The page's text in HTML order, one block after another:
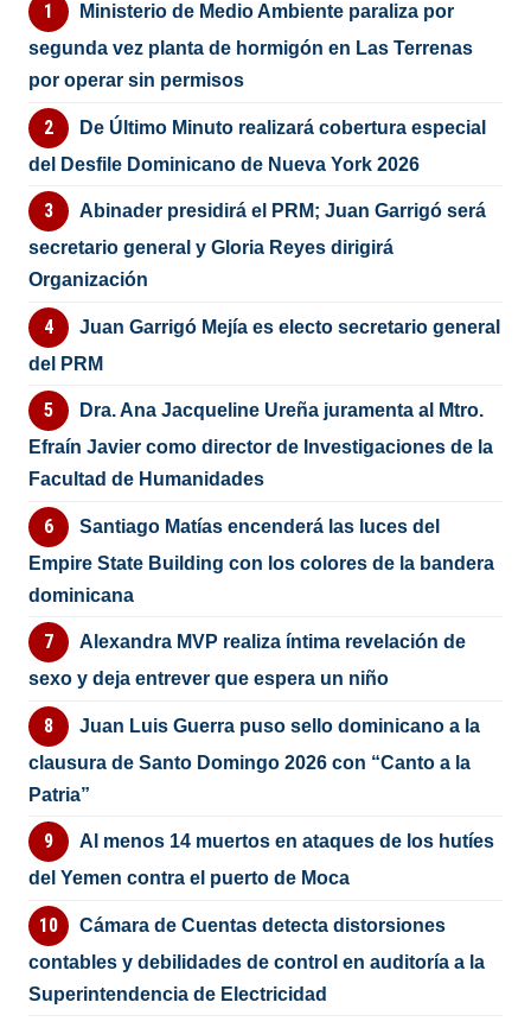
Ministerio de Medio Ambiente paraliza por
segunda vez planta de hormigón en Las Terrenas
por operar sin permisos
De Último Minuto realizará cobertura especial
del Desfile Dominicano de Nueva York 2026
Abinader presidirá el PRM; Juan Garrigó será
secretario general y Gloria Reyes dirigirá
Organización
Juan Garrigó Mejía es electo secretario general
del PRM
Dra. Ana Jacqueline Ureña juramenta al Mtro.
Efraín Javier como director de Investigaciones de la
Facultad de Humanidades
Santiago Matías encenderá las luces del
Empire State Building con los colores de la bandera
dominicana
Alexandra MVP realiza íntima revelación de
sexo y deja entrever que espera un niño
Juan Luis Guerra puso sello dominicano a la
clausura de Santo Domingo 2026 con “Canto a la
Patria”
Al menos 14 muertos en ataques de los hutíes
del Yemen contra el puerto de Moca
Cámara de Cuentas detecta distorsiones
contables y debilidades de control en auditoría a la
Superintendencia de Electricidad